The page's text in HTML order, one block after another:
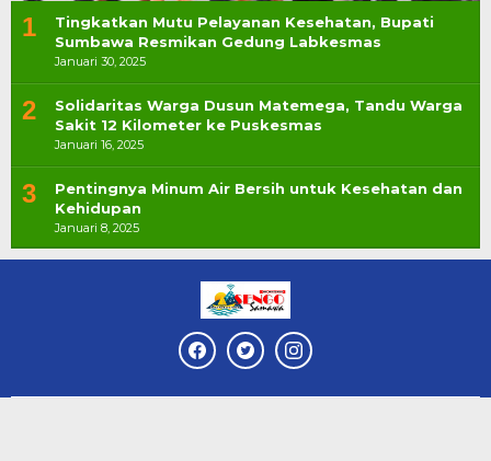
1
Tingkatkan Mutu Pelayanan Kesehatan, Bupati
Sumbawa Resmikan Gedung Labkesmas
Januari 30, 2025
2
Solidaritas Warga Dusun Matemega, Tandu Warga
Sakit 12 Kilometer ke Puskesmas
Januari 16, 2025
3
Pentingnya Minum Air Bersih untuk Kesehatan dan
Kehidupan
Januari 8, 2025